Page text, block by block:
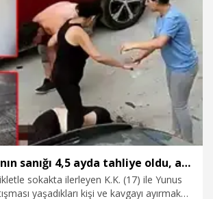
amacıyla indirdim. Jandarmaya gidip birini
Böyle olduğu için çok üzgünüm.”
Bıçaklı kavganın sanığı 4,5 ayda tahliye oldu, ayırmak isteyen 1 yıldır elektronik kelepçeyle ev hapsinde
sokakta ilerleyen K.K. (17) ile Yunus
yaşadıkları kişi ve kavgayı ayırmak